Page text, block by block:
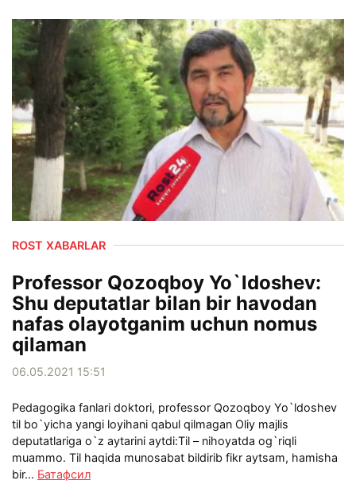
ROST XABARLAR
Professor Qozoqboy Yo`ldoshev:
Shu deputatlar bilan bir havodan
nafas olayotganim uchun nomus
qilaman
06.05.2021 15:51
Pedagogika fanlari doktori, professor Qozoqboy Yo`ldoshev
til bo`yicha yangi loyihani qabul qilmagan Oliy majlis
deputatlariga o`z aytarini aytdi:Til – nihoyatda og`riqli
muammo. Til haqida munosabat bildirib fikr aytsam, hamisha
bir... Батафсил